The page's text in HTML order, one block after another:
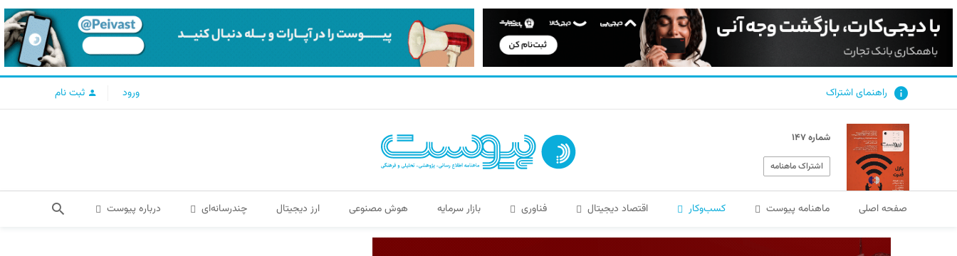
راهنمای اشتراک ورود ثبت نام
شماره ۱۴۷
اشتراک ماهنامه
صفحه اصلی ماهنامه پیوست کسب‌و‌کار اقتصاد دیجیتال فناوری بازار سرمایه هوش مصنوعی ارز دیجیتال چندرسانه‌ای درباره پیوست